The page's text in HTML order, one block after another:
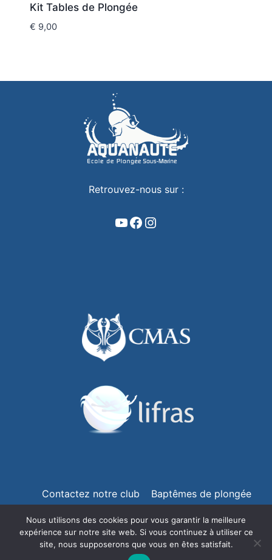
Kit Tables de Plongée
€ 9,00
Retrouvez-nous sur :
YouTube
Facebook
Instagram
Contactez notre club
Baptêmes de plongée
Règlement d’ordre intérieur (ROI)
Politique de confidentialité
Plan du site
Nous utilisons des cookies pour vous garantir la meilleure
expérience sur notre site web. Si vous continuez à utiliser ce
site, nous supposerons que vous en êtes satisfait.